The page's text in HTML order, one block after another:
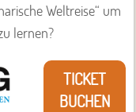
Weltreise“ um
lernen?
TICKET
BUCHEN